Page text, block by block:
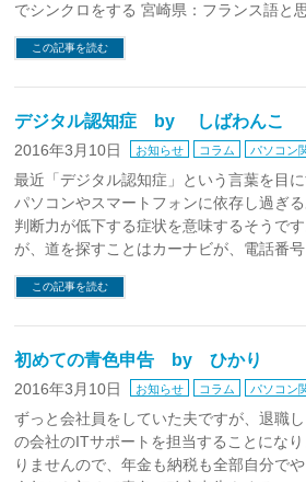
でシンクロをする 宮崎県：フランス語と
この記事を読む
デジタル認知症 by しばわんこ
2016年3月10日 お知らせ コラム パソコン
最近「デジタル認知症」という言葉を目
パソコンやスマートフォンに依存し過ぎ
判断力が低下する症状を意味するそうで
が、道を探すことはカーナビが、電話番
この記事を読む
初めての青色申告 by ひかり
2016年3月10日 お知らせ コラム パソコン
ずっと会社員をしていた夫ですが、退職
の会社のITサポートを担当することにな
りませんので、年金も納税も全部自分で